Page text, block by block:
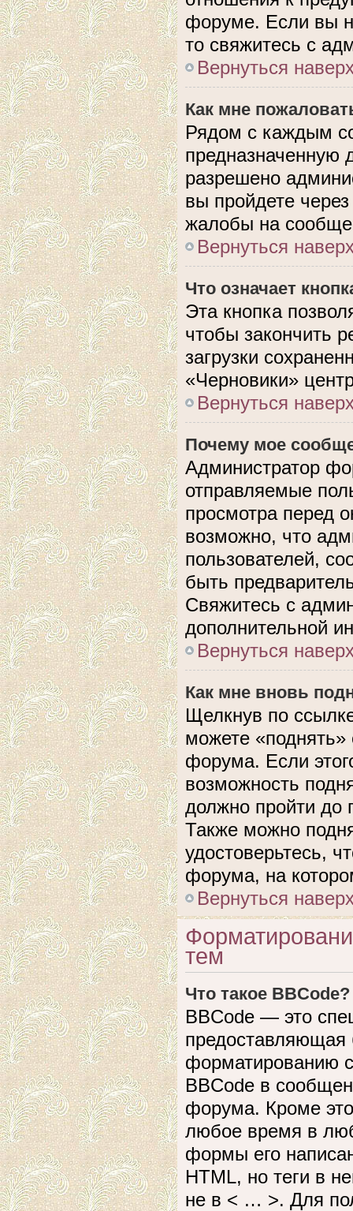
форуме. Если вы
то свяжитесь с
Вернуться
Как мне
Рядом с каждым
предназначенную
разрешено
вы пройдете
жалобы на
Вернуться
Что означает
Эта кнопка
чтобы закончить
загрузки
«Черновики»
Вернуться
Почему мое
Администратор
отправляемые
просмотра перед
возможно, что
пользователей,
быть
Свяжитесь с
дополнительной
Вернуться
Как мне вновь
Щелкнув по
можете
форума. Если
возможность
должно пройти до
Также можно
удостоверьтесь,
форума, на
Вернуться
тем
Что такое BBCode?
BBCode — это
предоставляющая
форматированию
BBCode в
форума. Кроме
любое время в
формы его
HTML, но теги в
не в < … >. Для